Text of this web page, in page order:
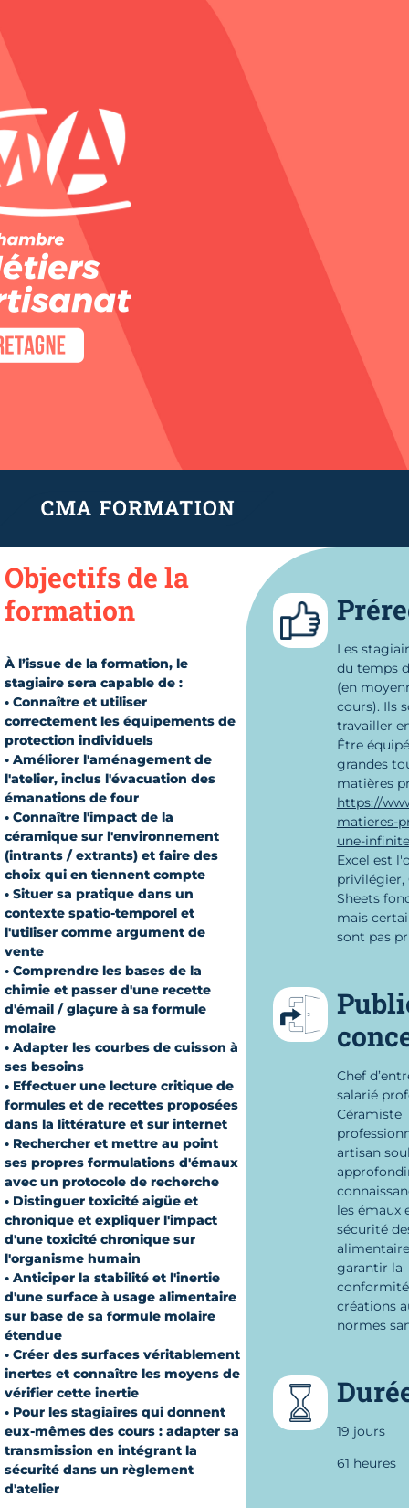
CÉRAMIQUE
ET SANTÉ :
CURSUS
EXPERT EN
ÉMAUX,
SÉCURITÉ ET
SURFACES
Objectifs de la
formation
À l’issue de la formation, le
stagiaire sera capable de :
• Connaître et utiliser
correctement les équipements de
protection individuels
• Améliorer l'aménagement de
l'atelier, inclus l'évacuation des
émanations de four
• Connaître l'impact de la
céramique sur l'environnement
(intrants / extrants) et faire des
choix qui en tiennent compte
• Situer sa pratique dans un
contexte spatio-temporel et
l'utiliser comme argument de
vente
• Comprendre les bases de la
chimie et passer d'une recette
d'émail / glaçure à sa formule
molaire
• Adapter les courbes de cuisson à
ses besoins
• Effectuer une lecture critique de
formules et de recettes proposées
dans la littérature et sur internet
• Rechercher et mettre au point
ses propres formulations d'émaux
avec un protocole de recherche
• Distinguer toxicité aigüe et
chronique et expliquer l'impact
d'une toxicité chronique sur
l'organisme humain
• Anticiper la stabilité et l'inertie
d'une surface à usage alimentaire
sur base de sa formule molaire
étendue
• Créer des surfaces véritablement
inertes et connaître les moyens de
vérifier cette inertie
• Pour les stagiaires qui donnent
eux-mêmes des cours : adapter sa
transmission en intégrant la
sécurité dans un règlement
d'atelier
Les
du temps
(en
cours). Ils
travailler
Être
grandes
matières
https://
matieres-
une-
Excel est
privilégier,
Sheets
mais
sont pas
Chef
salarié
Céramiste
artisan
les émaux
sécurité
garantir la
conformité
créations
normes
19 jours
61 heures